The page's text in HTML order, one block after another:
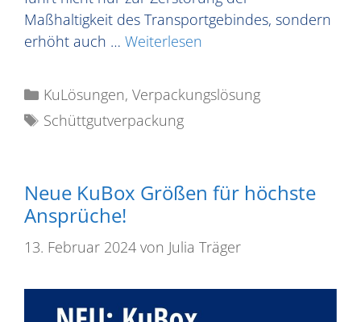
Maßhaltigkeit des Transportgebindes, sondern
erhöht auch … Weiterlesen
KuLösungen, Verpackungslösung
Schüttgutverpackung
Neue KuBox Größen für höchste
Ansprüche!
13. Februar 2024 von Julia Träger